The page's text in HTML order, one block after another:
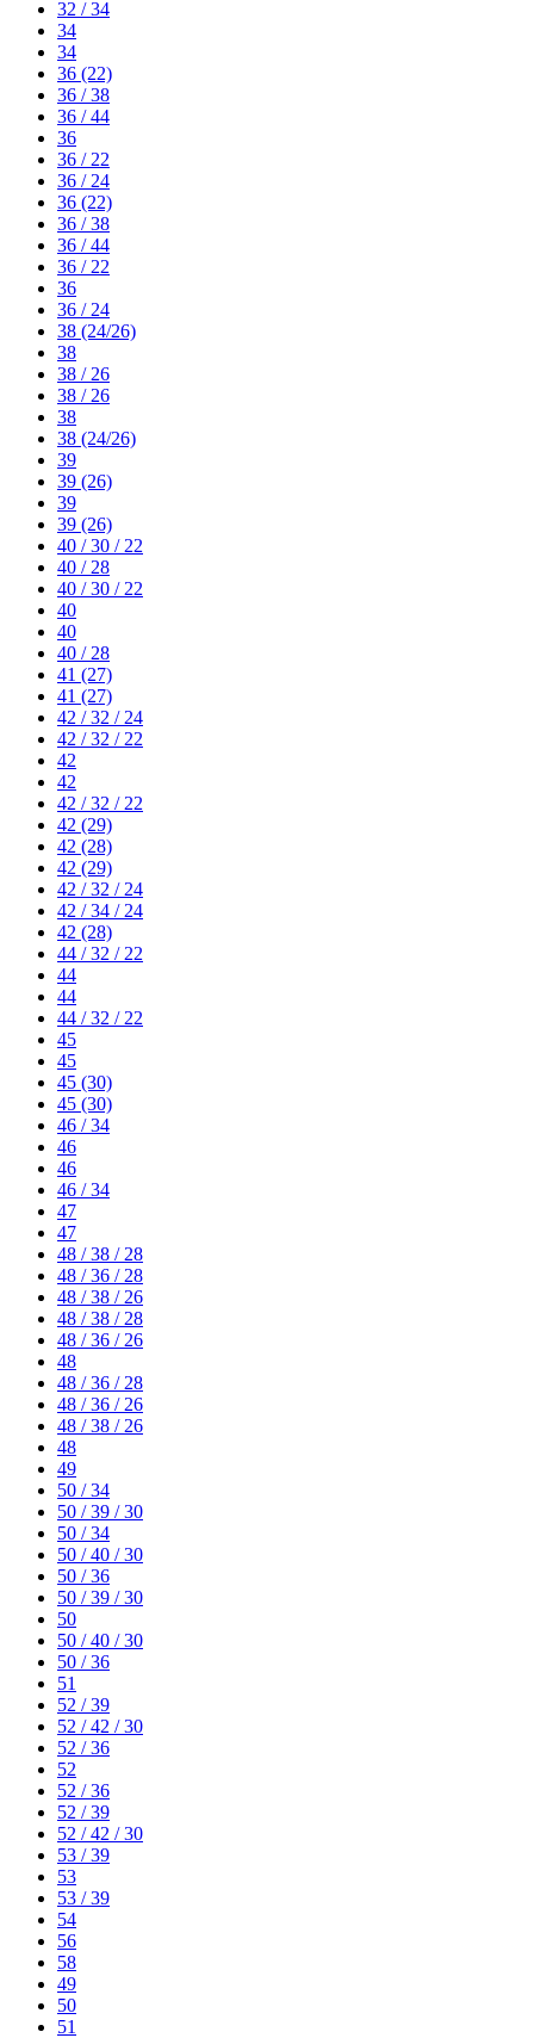
32 / 34
34
34
36 (22)
36 / 38
36 / 44
36
36 / 22
36 / 24
36 (22)
36 / 38
36 / 44
36 / 22
36
36 / 24
38 (24/26)
38
38 / 26
38 / 26
38
38 (24/26)
39
39 (26)
39
39 (26)
40 / 30 / 22
40 / 28
40 / 30 / 22
40
40
40 / 28
41 (27)
41 (27)
42 / 32 / 24
42 / 32 / 22
42
42
42 / 32 / 22
42 (29)
42 (28)
42 (29)
42 / 32 / 24
42 / 34 / 24
42 (28)
44 / 32 / 22
44
44
44 / 32 / 22
45
45
45 (30)
45 (30)
46 / 34
46
46
46 / 34
47
47
48 / 38 / 28
48 / 36 / 28
48 / 38 / 26
48 / 38 / 28
48 / 36 / 26
48
48 / 36 / 28
48 / 36 / 26
48 / 38 / 26
48
49
50 / 34
50 / 39 / 30
50 / 34
50 / 40 / 30
50 / 36
50 / 39 / 30
50
50 / 40 / 30
50 / 36
51
52 / 39
52 / 42 / 30
52 / 36
52
52 / 36
52 / 39
52 / 42 / 30
53 / 39
53
53 / 39
54
56
58
49
50
51